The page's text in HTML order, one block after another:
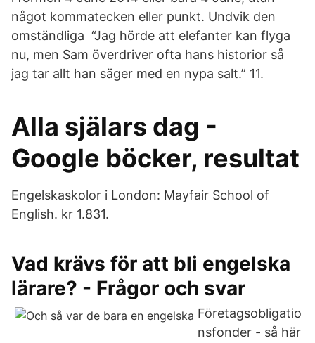
något kommatecken eller punkt. Undvik den
omständliga “Jag hörde att elefanter kan flyga
nu, men Sam överdriver ofta hans historior så
jag tar allt han säger med en nypa salt.” 11.
Alla själars dag -
Google böcker, resultat
Engelskaskolor i London: Mayfair School of
English. kr 1.831.
Vad krävs för att bli engelska
lärare? - Frågor och svar
Företagsobligatio
nsfonder - så här